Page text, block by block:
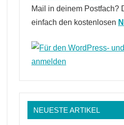
Mail in deinem Postfach?
einfach den kostenlosen
NEUESTE ARTIKEL